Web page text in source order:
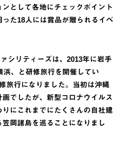
として各地にチェックポイント
た18人には賞品が贈られるイベ
シリティーズは、2013年に岩手
浜、と研修旅行を開催してい
旅行になりました。当初は沖縄
でしたが、新型コロナウイルス
にこれまでにたくさんの自社建
岡諸島を巡ることになりまし